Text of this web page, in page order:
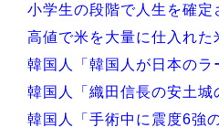
小学生の段階で人生を確定
高値で米を大量に仕入れた
韓国人「韓国人が日本のラ
韓国人「織田信長の安土城
韓国人「手術中に震度6強